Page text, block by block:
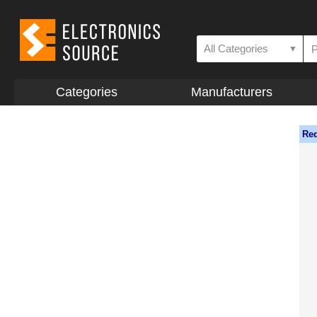
All Categories ▼
Categories Manufacturers